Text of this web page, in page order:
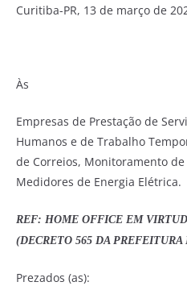
Curitiba-PR, 13 de março de
Às
Empresas de Prestação de
Humanos e de Trabalho
de Correios, Monitoramento
Medidores de Energia Elétrica.
REF: HOME OFFICE EM
(DECRETO 565 DA
Prezados (as):